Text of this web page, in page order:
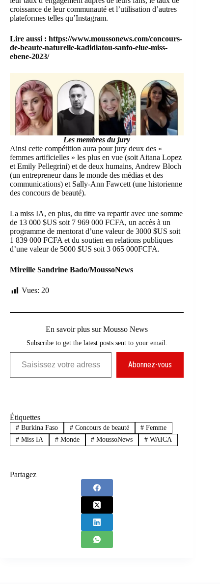
croissance de leur communauté et l’utilisation d’autres
plateformes telles qu’Instagram.
Lire aussi : https://www.moussonews.com/concours-
de-beaute-naturelle-kadidiatou-sanfo-elue-miss-
ebene-2023/
Les membres du jury
Ainsi cette compétition aura pour jury deux des «
femmes artificielles » les plus en vue (soit Aitana Lopez
et Emily Pellegrini) et de deux humains, Andrew Bloch
(un entrepreneur dans le monde des médias et des
communications) et Sally-Ann Fawcett (une historienne
des concours de beauté).
La miss IA, en plus, du titre va repartir avec une somme
de 13 000 $US soit 7 969 000 FCFA, un accès à un
programme de mentorat d’une valeur de 3000 $US soit
1 839 000 FCFA et du soutien en relations publiques
d’une valeur de 5000 $US soit 3 065 000FCFA.
Mireille Sandrine Bado/MoussoNews
Vues: 20
En savoir plus sur Mousso News
Subscribe to get the latest posts sent to your email.
Saisissez votre adresse e-mail…
Abonnez-vous
Étiquettes
#Burkina Faso #Concours de beauté # Femme
#Miss IA #Monde # MoussoNews # WAICA
Partagez